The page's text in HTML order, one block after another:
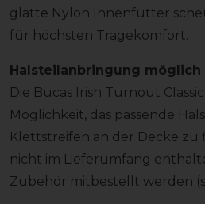
glatte Nylon Innenfutter
für höchsten Tragekomfort.
Halsteilanbringung möglich
Die Bucas Irish Turnout
Möglichkeit, das passende
Klettstreifen an der Decke zu
nicht im Lieferumfang
Zubehör mitbestellt werden